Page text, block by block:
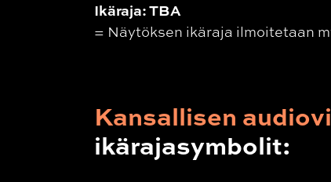
Ikäraja: TBA
= Näytöksen ikäraja ilmoitetaan
Kansallisen
ikärajasymbolit: